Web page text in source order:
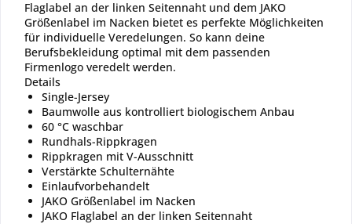
Flaglabel an der linken Seitennaht und dem JAKO
Größenlabel im Nacken bietet es perfekte Möglichkeiten
für individuelle Veredelungen. So kann deine
Berufsbekleidung optimal mit dem passenden
Firmenlogo veredelt werden.
Details
Single-Jersey
Baumwolle aus kontrolliert biologischem Anbau
60 °C waschbar
Rundhals-Rippkragen
Rippkragen mit V-Ausschnitt
Verstärkte Schulternähte
Einlaufvorbehandelt
JAKO Größenlabel im Nacken
JAKO Flaglabel an der linken Seitennaht